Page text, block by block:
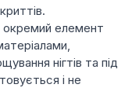
окремий елемент
нігтів та під
і не